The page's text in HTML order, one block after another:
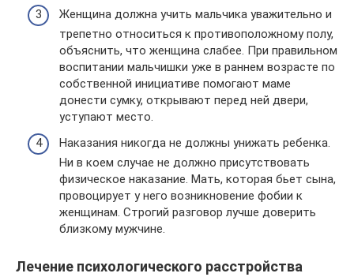
Женщина должна учить мальчика уважительно и
трепетно относиться к противоположному полу,
объяснить, что женщина слабее. При правильном
воспитании мальчишки уже в раннем возрасте по
собственной инициативе помогают маме
донести сумку, открывают перед ней двери,
уступают место.
Наказания никогда не должны унижать ребенка.
Ни в коем случае не должно присутствовать
физическое наказание. Мать, которая бьет сына,
провоцирует у него возникновение фобии к
женщинам. Строгий разговор лучше доверить
близкому мужчине.
Лечение психологического расстройства